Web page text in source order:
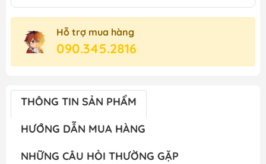
Hỗ trợ mua hàng
090.345.2816
THÔNG TIN SẢN PHẨM
HƯỚNG DẪN MUA HÀNG
NHỮNG CÂU HỎI THƯỜNG GẶP